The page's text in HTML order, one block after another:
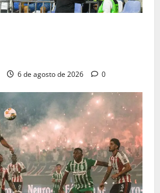
6 de agosto de 2026 0